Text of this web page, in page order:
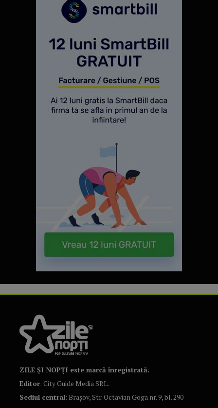
ZILE ȘI NOPȚI este marcă înregistrată.
Editor: City Guide Media SRL.
Sediul central: Brașov, Str. Octavian Goga nr. 9, bl. 290